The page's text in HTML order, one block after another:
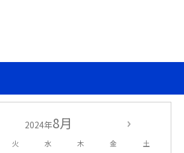
2024年8月
火 水 木 金 土